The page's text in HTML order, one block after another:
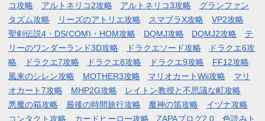
コ攻略
アルトネリコ2攻略 アルトネリコ3攻略
グランファン
タズム攻略
リーズのアトリエ攻略 スマブラX攻略
VP2攻略
聖剣伝説4・DS(COM)・HOM攻略
DQMJ攻略 DQMJ2攻略
テ
リーのワンダーランド3D攻略
ドラクエソード攻略
ドラクエ6攻
略
ドラクエ7攻略 ドラクエ8攻略 ドラクエ9攻略
FF12攻略
風来のシレン攻略
MOTHER3攻略 マリオカートWii攻略
マリ
オカート7攻略
MHP2G攻略
レイトン教授と不思議な町攻略
悪魔の箱攻略
最後の時間旅行攻略 魔神の笛攻略
イヅナ攻略
コンタクト攻略
カードヒーロー攻略 ZAPAブログ2.0 色読みト